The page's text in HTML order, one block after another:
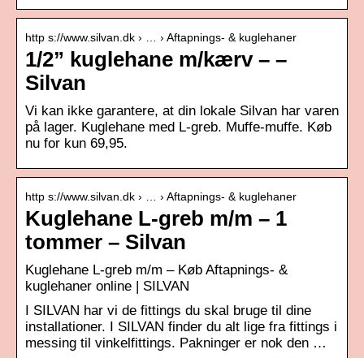
http s://www.silvan.dk › … › Aftapnings- & kuglehaner
1/2” kuglehane m/kærv – –
Silvan
Vi kan ikke garantere, at din lokale Silvan har varen
på lager. Kuglehane med L-greb. Muffe-muffe. Køb
nu for kun 69,95.
http s://www.silvan.dk › … › Aftapnings- & kuglehaner
Kuglehane L-greb m/m – 1
tommer – Silvan
Kuglehane L-greb m/m – Køb Aftapnings- &
kuglehaner online | SILVAN
I SILVAN har vi de fittings du skal bruge til dine
installationer. I SILVAN finder du alt lige fra fittings i
messing til vinkelfittings. Pakninger er nok den …